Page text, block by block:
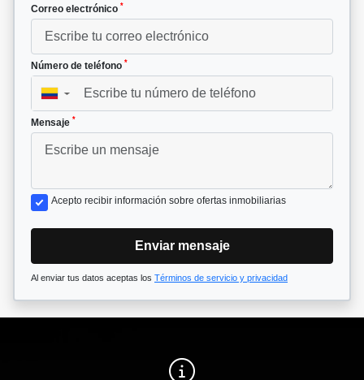
Correo electrónico *
Número de teléfono *
▼
Mensaje *
Acepto recibir información sobre ofertas inmobiliarias
Enviar mensaje
Al enviar tus datos aceptas los Términos de servicio y privacidad